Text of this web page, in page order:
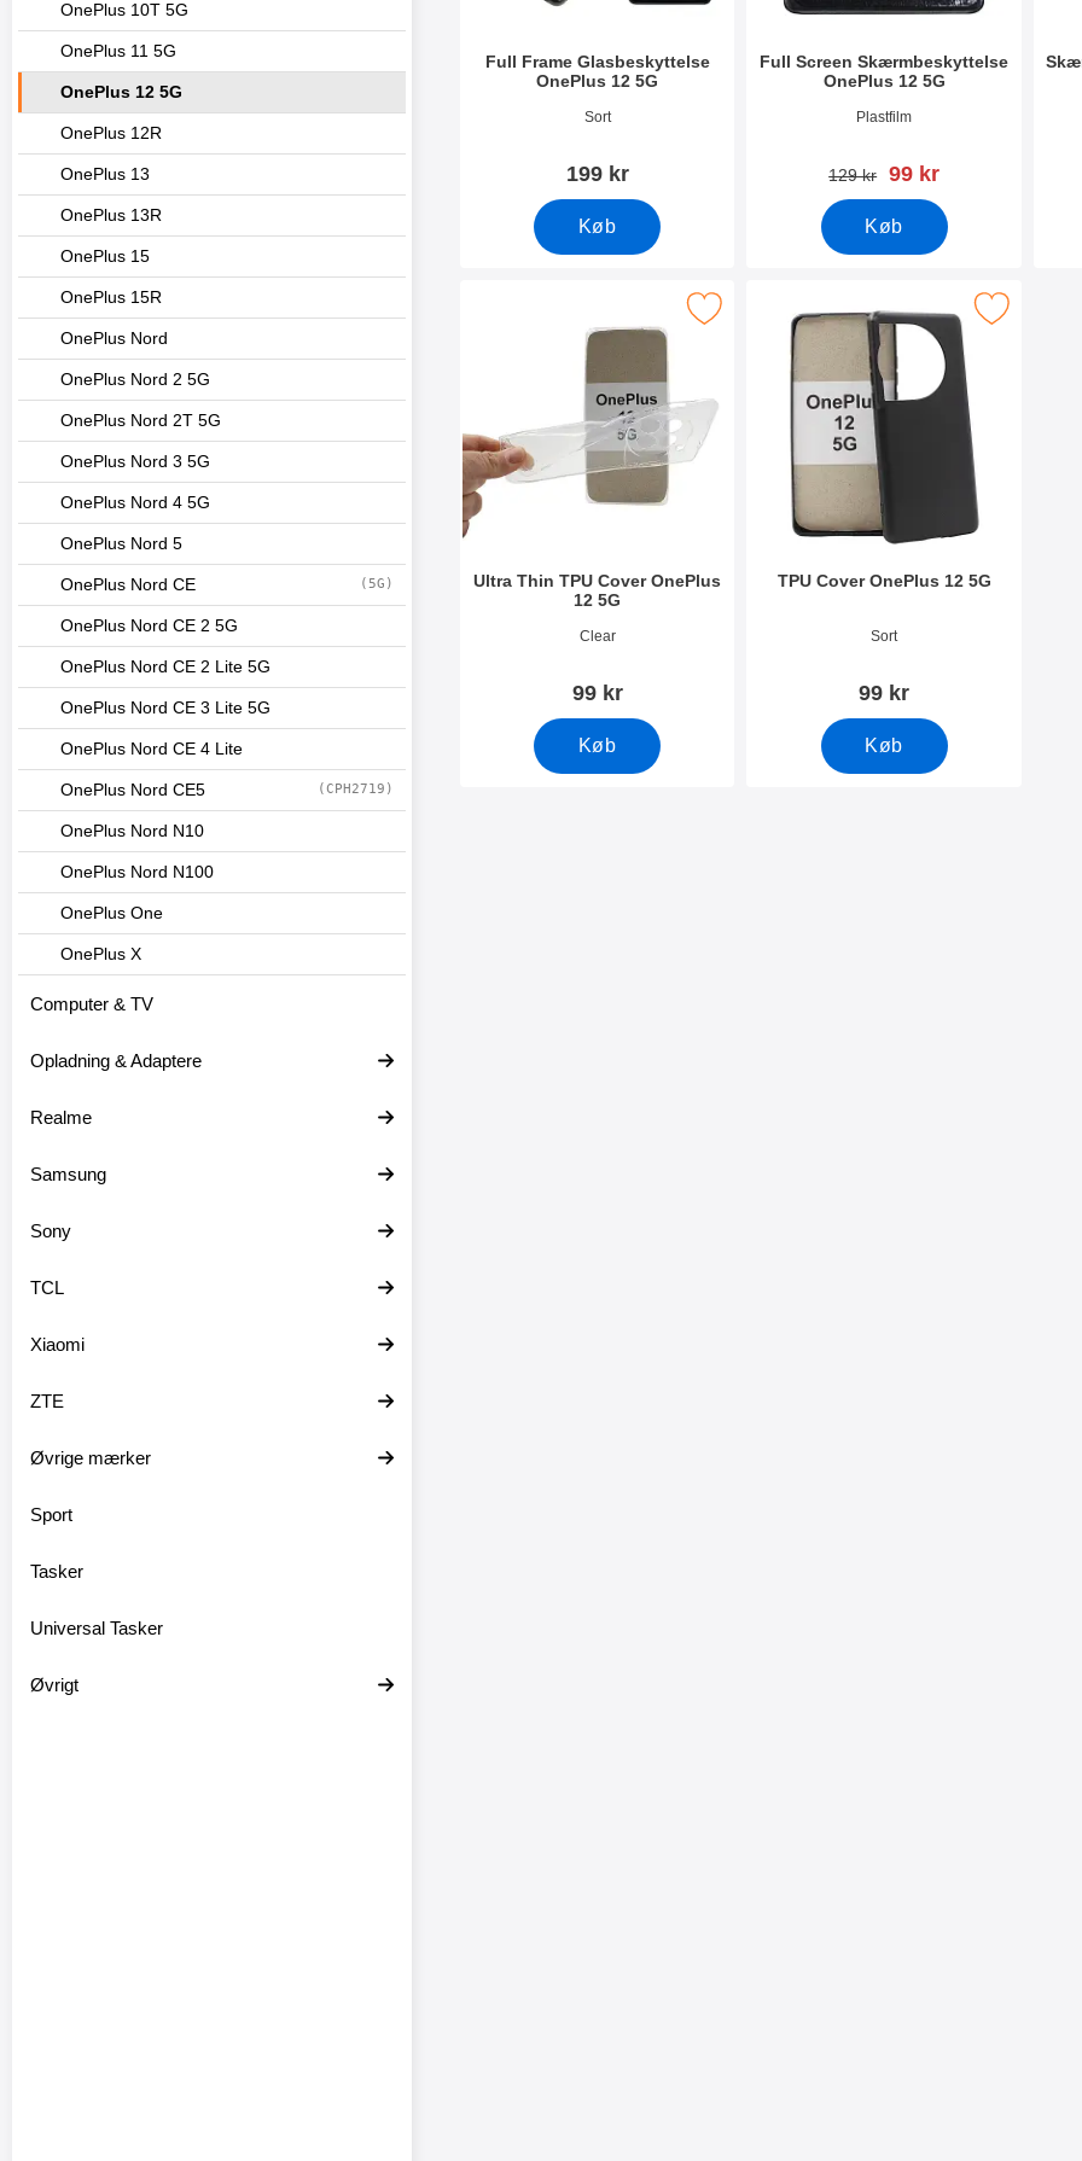
OnePlus 10T 5G
OnePlus 11 5G
OnePlus 12 5G
OnePlus 12R
OnePlus 13
OnePlus 13R
OnePlus 15
OnePlus 15R
OnePlus Nord
OnePlus Nord 2 5G
OnePlus Nord 2T 5G
OnePlus Nord 3 5G
OnePlus Nord 4 5G
OnePlus Nord 5
OnePlus Nord CE (5G)
OnePlus Nord CE 2 5G
OnePlus Nord CE 2 Lite 5G
OnePlus Nord CE 3 Lite 5G
OnePlus Nord CE 4 Lite
OnePlus Nord CE5 (CPH2719)
OnePlus Nord N10
OnePlus Nord N100
OnePlus One
OnePlus X
Computer & TV
Opladning & Adaptere
Realme
Samsung
Sony
TCL
Xiaomi
ZTE
Øvrige mærker
Sport
Tasker
Universal Tasker
Øvrigt
Full Frame Glasbeskyttelse
OnePlus 12 5G
Sort
199 kr
Køb
Full Screen Skærmbeskyttelse
OnePlus 12 5G
Varenr 50403Plastfilm
pris
129 kr pris
99 kr
Køb
Ultra Thin TPU Cover OnePlus
12 5G
Clear
99 kr
Køb
Marker ultra Thin TPU Cover OnePlus 12 5G som favorit
TPU Cover OnePlus 12 5G
Sort
99 kr
Køb
Marker tPU Cover OnePlus 12 5G